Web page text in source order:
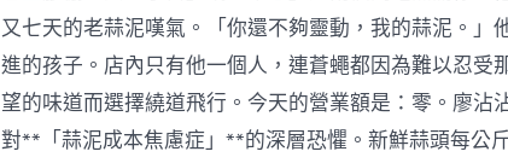
鎮
時
間”〉
中
又七天的老蒜泥嘆氣。「你還不夠靈動，我的蒜泥。」
進的孩子。店內只有他一個人，連蒼蠅都因為難以忍受
望的味道而選擇繞道飛行。今天的營業額是：零。廖沾
對**「蒜泥成本焦慮症」**的深層恐懼。新鮮蒜頭每公